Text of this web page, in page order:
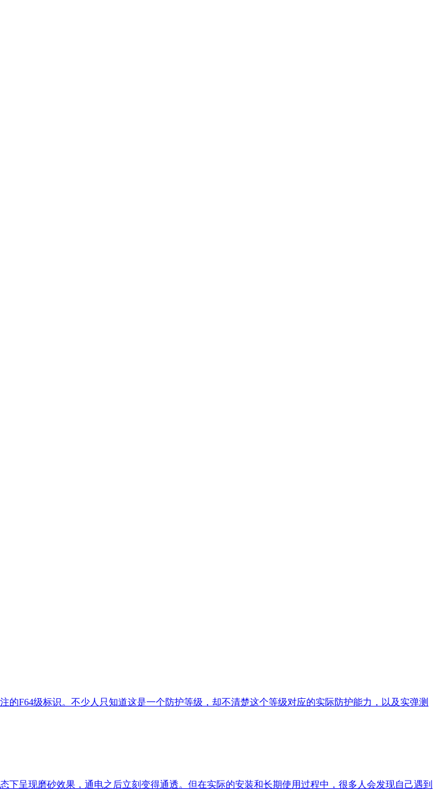
F64级标识。不少人只知道这是一个防护等级，却不清楚这个等级对应的实际防护能力，以及实弹测
呈现磨砂效果，通电之后立刻变得通透。但在实际的安装和长期使用过程中，很多人会发现自己遇到